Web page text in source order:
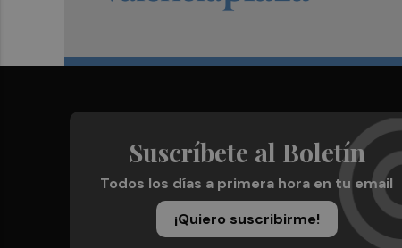
Suscríbete al Boletín
Todos los días a primera hora en tu email
¡Quiero suscribirme!